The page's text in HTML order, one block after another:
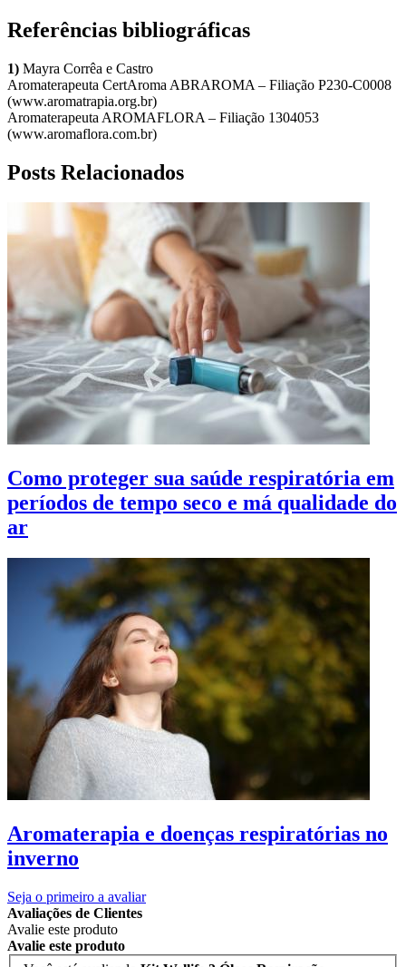
Referências bibliográficas
1) Mayra Corrêa e Castro
Aromaterapeuta CertAroma ABRAROMA – Filiação P230-C0008
(www.aromatrapia.org.br)
Aromaterapeuta AROMAFLORA – Filiação 1304053
(www.aromaflora.com.br)
Posts Relacionados
Como proteger sua saúde respiratória em
períodos de tempo seco e má qualidade do
ar
Aromaterapia e doenças respiratórias no
inverno
Seja o primeiro a avaliar
Avaliações de Clientes
Avalie este produto
Avalie este produto